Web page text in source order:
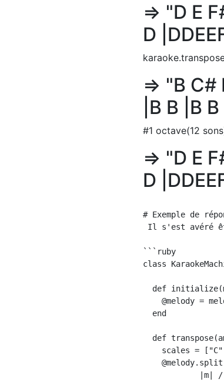
=> "D E
D
=> "B
|B B |B
#1 octave(12
=> "D E
D
# Exemple de
Il s'est avéré
```ruby
class
def
@melody =
  end
def
scales =
|m|